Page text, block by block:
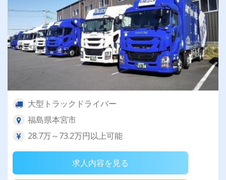
大型トラックドライバー
福島県本宮市
28.7万～73.2万円以上可能
求人内容を見る